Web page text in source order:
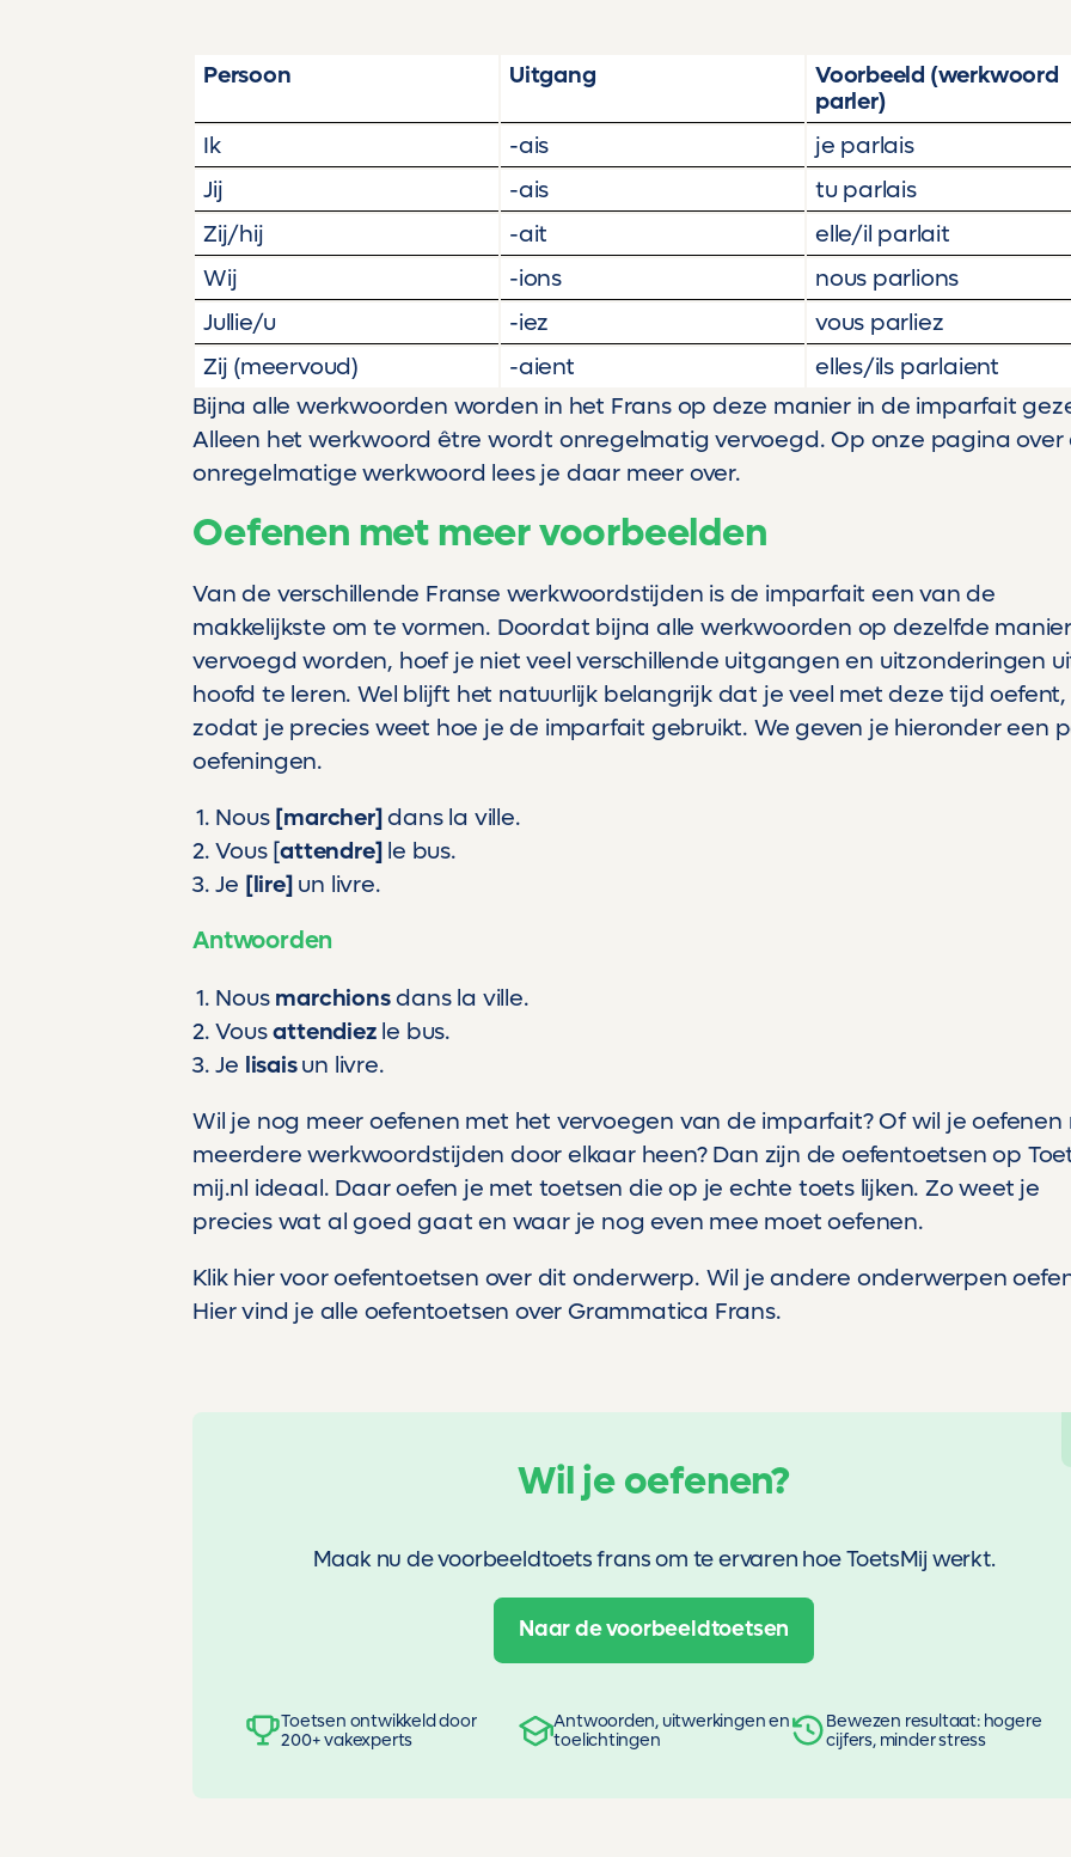
Persoon Uitgang
Voorbeeld (werkwoord
parler)
Ik
-ais
je parlais
Jij
-ais
tu parlais
Zij/hij
-ait
elle/il parlait
Wij
-ions
nous parlions
Jullie/u
-iez
vous parliez
Zij (meervoud)
-aient
elles/ils parlaient
Bijna alle werkwoorden worden in het Frans op deze manier in de imparfait
Alleen het werkwoord être wordt onregelmatig vervoegd. Op onze pagina over
onregelmatige werkwoord lees je daar meer over.
Oefenen met meer voorbeelden
Van de verschillende Franse werkwoordstijden is de imparfait een van de
makkelijkste om te vormen. Doordat bijna alle werkwoorden op dezelfde manier
vervoegd worden, hoef je niet veel verschillende uitgangen en uitzonderingen
hoofd te leren. Wel blijft het natuurlijk belangrijk dat je veel met deze tijd oefent,
zodat je precies weet hoe je de imparfait gebruikt. We geven je hieronder een
oefeningen.
Nous [marcher]dans la ville.
Vous [attendre] le bus.
Je [lire] un livre.
Antwoorden
Nous marchionsdans la ville.
Vousattendiez le bus.
Je lisaisun livre.
Wil je nog meer oefenen met het vervoegen van de imparfait? Of wil je oefenen
meerdere werkwoordstijden door elkaar heen? Dan zijn de oefentoetsen op
mij.nl ideaal. Daar oefen je met toetsen die op je echte toets lijken. Zo weet je
precies wat al goed gaat en waar je nog even mee moet oefenen.
Klik hiervoor oefentoetsen over dit onderwerp. Wil je andere onderwerpen
Hiervind je alle oefentoetsen over Grammatica Frans.
Wil je oefenen?
Maak nu de voorbeeldtoets frans om te ervaren hoe ToetsMij werkt.
Naar de voorbeeldtoetsen
Toetsen ontwikkeld door
200+ vakexperts
Antwoorden, uitwerkingen en
toelichtingen
Bewezen resultaat: hogere
cijfers, minder stress